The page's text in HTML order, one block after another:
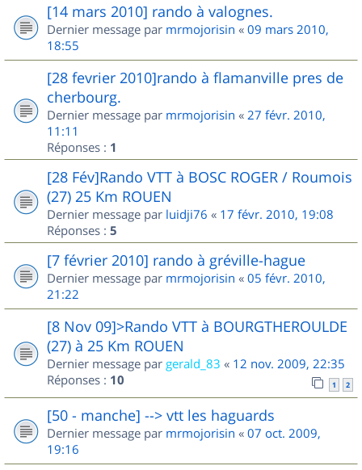
[14 mars 2010] rando à valognes.
Dernier message par mrmojorisin « 09 mars 2010,
18:55
[28 fevrier 2010]rando à flamanville pres de
cherbourg.
Dernier message par mrmojorisin « 27 févr. 2010,
11:11
Réponses : 1
[28 Fév]Rando VTT à BOSC ROGER / Roumois
(27) 25 Km ROUEN
Dernier message par luidji76 « 17 févr. 2010, 19:08
Réponses : 5
[7 février 2010] rando à gréville-hague
Dernier message par mrmojorisin « 05 févr. 2010,
21:22
[8 Nov 09]>Rando VTT à BOURGTHEROULDE
(27) à 25 Km ROUEN
Dernier message par gerald_83 « 12 nov. 2009, 22:35
Réponses : 10 1 2
[50 - manche] --> vtt les haguards
Dernier message par mrmojorisin « 07 oct. 2009,
19:16